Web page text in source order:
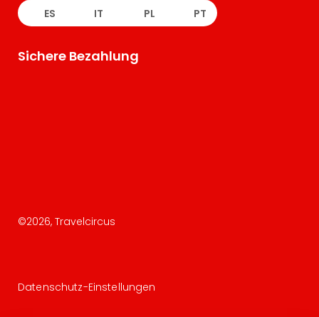
ES IT PL PT
Sichere Bezahlung
©2026, Travelcircus
Datenschutz-Einstellungen